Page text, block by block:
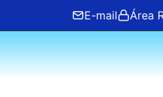
content
E-mail Área